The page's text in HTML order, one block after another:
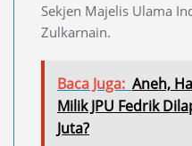
Sekjen Majelis Ulama
Zulkarnain.
Baca Juga: Aneh,
Milik JPU Fedrik
Juta?